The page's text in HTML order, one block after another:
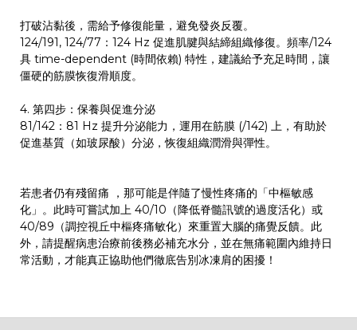
打破沾黏後，需給予修復能量，避免發炎反覆。 ​
124/191, 124/77：124 Hz 促進肌腱與結締組織修復。頻率/124
具 time-dependent (時間依賴) 特性，建議給予充足時間，讓
僵硬的筋膜恢復滑順度。
4. 第四步：保養與促進分泌 ​
81/142：81 Hz 提升分泌能力，運用在筋膜 (/142) 上，有助於
促進基質（如玻尿酸）分泌，恢復組織潤滑與彈性。
若患者仍有殘留痛 ，那可能是伴隨了慢性疼痛的「中樞敏感
化」。此時可嘗試加上 40/10（降低脊髓訊號的過度活化）或
40/89（調控視丘中樞疼痛敏化）來重置大腦的痛覺反饋。此
外，請提醒病患治療前後務必補充水分，並在無痛範圍內維持日
常活動，才能真正協助他們徹底告別冰凍肩的困擾！